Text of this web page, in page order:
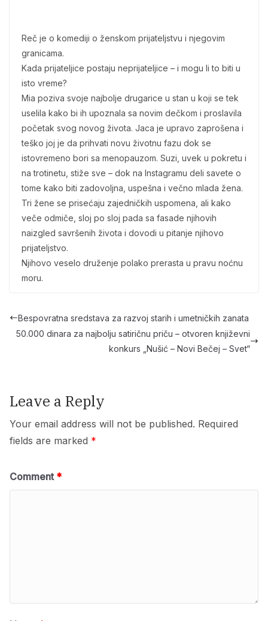
Reč je o komediji o ženskom prijateljstvu i njegovim
granicama.
Kada prijateljice postaju neprijateljice – i mogu li to biti u
isto vreme?
Mia poziva svoje najbolje drugarice u stan u koji se tek
uselila kako bi ih upoznala sa novim dečkom i proslavila
početak svog novog života. Jaca je upravo zaprošena i
teško joj je da prihvati novu životnu fazu dok se
istovremeno bori sa menopauzom. Suzi, uvek u pokretu i
na trotinetu, stiže sve – dok na Instagramu deli savete o
tome kako biti zadovoljna, uspešna i večno mlada žena.
Tri žene se prisećaju zajedničkih uspomena, ali kako
veče odmiče, sloj po sloj pada sa fasade njihovih
naizgled savršenih života i dovodi u pitanje njihovo
prijateljstvo.
Njihovo veselo druženje polako prerasta u pravu noćnu
moru.
Bespovratna sredstava za razvoj starih i umetničkih zanata
50.000 dinara za najbolju satiričnu priču – otvoren književni
konkurs „Nušić – Novi Bečej – Svet“
Leave a Reply
Your email address will not be published. Required
fields are marked *
Comment *